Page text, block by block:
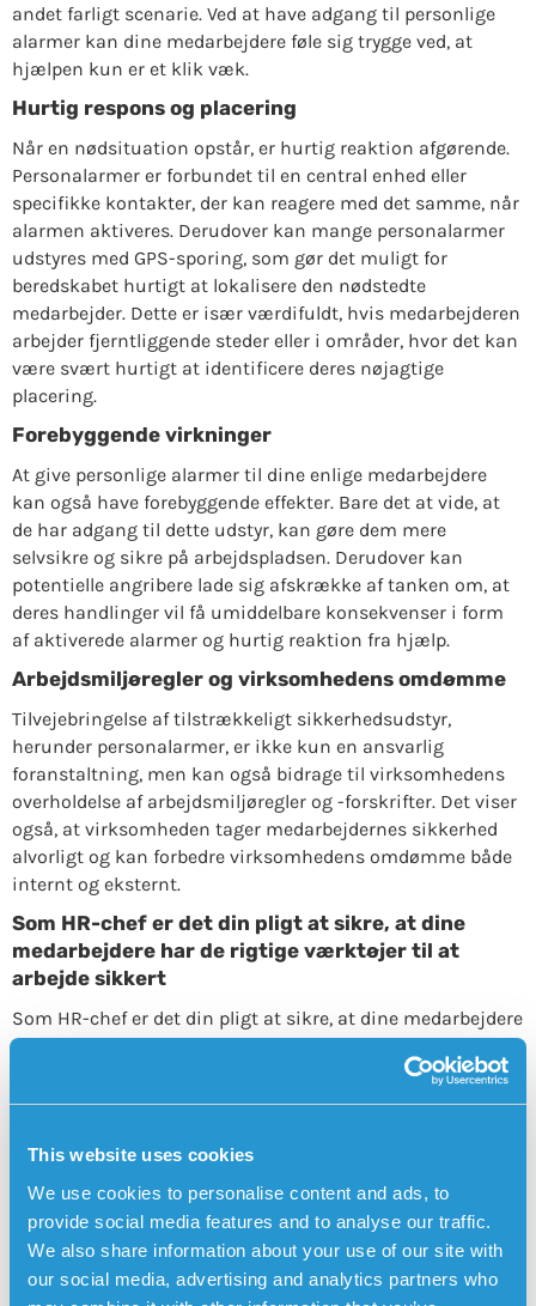
This website uses cookies
We use cookies to personalise content and ads, to
provide social media features and to analyse our traffic.
We also share information about your use of our site with
our social media, advertising and analytics partners who
andet farligt scenarie. Ved at have adgang til personlige
alarmer kan dine medarbejdere føle sig trygge ved, at
hjælpen kun er et klik væk.
Hurtig respons og placering
Når en nødsituation opstår, er hurtig reaktion afgørende.
Personalarmer er forbundet til en central enhed eller
specifikke kontakter, der kan reagere med det samme, når
alarmen aktiveres. Derudover kan mange personalarmer
udstyres med GPS-sporing, som gør det muligt for
beredskabet hurtigt at lokalisere den nødstedte
medarbejder. Dette er især værdifuldt, hvis medarbejderen
arbejder fjerntliggende steder eller i områder, hvor det kan
være svært hurtigt at identificere deres nøjagtige
placering.
Forebyggende virkninger
At give personlige alarmer til dine enlige medarbejdere
kan også have forebyggende effekter. Bare det at vide, at
de har adgang til dette udstyr, kan gøre dem mere
selvsikre og sikre på arbejdspladsen. Derudover kan
potentielle angribere lade sig afskrække af tanken om, at
deres handlinger vil få umiddelbare konsekvenser i form
af aktiverede alarmer og hurtig reaktion fra hjælp.
Arbejdsmiljøregler og virksomhedens omdømme
Tilvejebringelse af tilstrækkeligt sikkerhedsudstyr,
herunder personalarmer, er ikke kun en ansvarlig
foranstaltning, men kan også bidrage til virksomhedens
overholdelse af arbejdsmiljøregler og -forskrifter. Det viser
også, at virksomheden tager medarbejdernes sikkerhed
alvorligt og kan forbedre virksomhedens omdømme både
internt og eksternt.
Som HR-chef er det din pligt at sikre, at dine
medarbejdere har de rigtige værktøjer til at
arbejde sikkert
Som HR-chef er det din pligt at sikre, at dine medarbejdere
har de rigtige værktøjer til at arbejde sikkert, især når de
arbejder alene. Personalarm er et kraftfuldt værktøj, der
ikke kun beskytter enlige medarbejdere i nødsituationer,
gennem hele arbejdsdagen. Ved at investere i
personalarmer viser du, at du prioriterer medarbejdernes
trivsel og sikkerhed, hvilket igen kan føre til et mere
produktivt og behageligt arbejdsmiljø for alle.
Personalarm med man down-alarm øger